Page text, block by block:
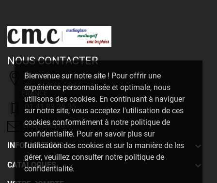
Bienvenue sur notre site ! Pour offrir une
expérience personnalisée et optimale, nous
utilisons des cookies. En continuant à naviguer
sur notre site, vous acceptez l'utilisation de ces
cookies conformément à notre politique de
confidentialité. Pour en savoir plus sur
l'utilisation des cookies et sur la manière de les
gérer, veuillez consulter notre politique de
confidentialité.
NOUS CONTACTER
20, Rue Delizy 93500 Pantin
FRANCE
01 41 83 25 35
cmc@cmcpro.fr
INFORMATIONS 
CATALOGUES 